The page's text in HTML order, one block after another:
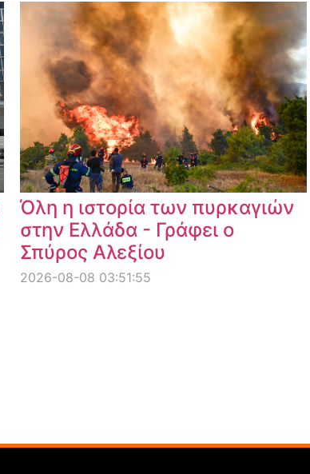
Όλη η ιστορία των πυρκαγιών
στην Ελλάδα - Γράφει ο
Σπύρος Αλεξίου
2026-08-08 03:51:55